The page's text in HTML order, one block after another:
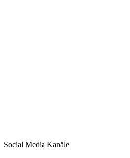
Social Media Kanäle